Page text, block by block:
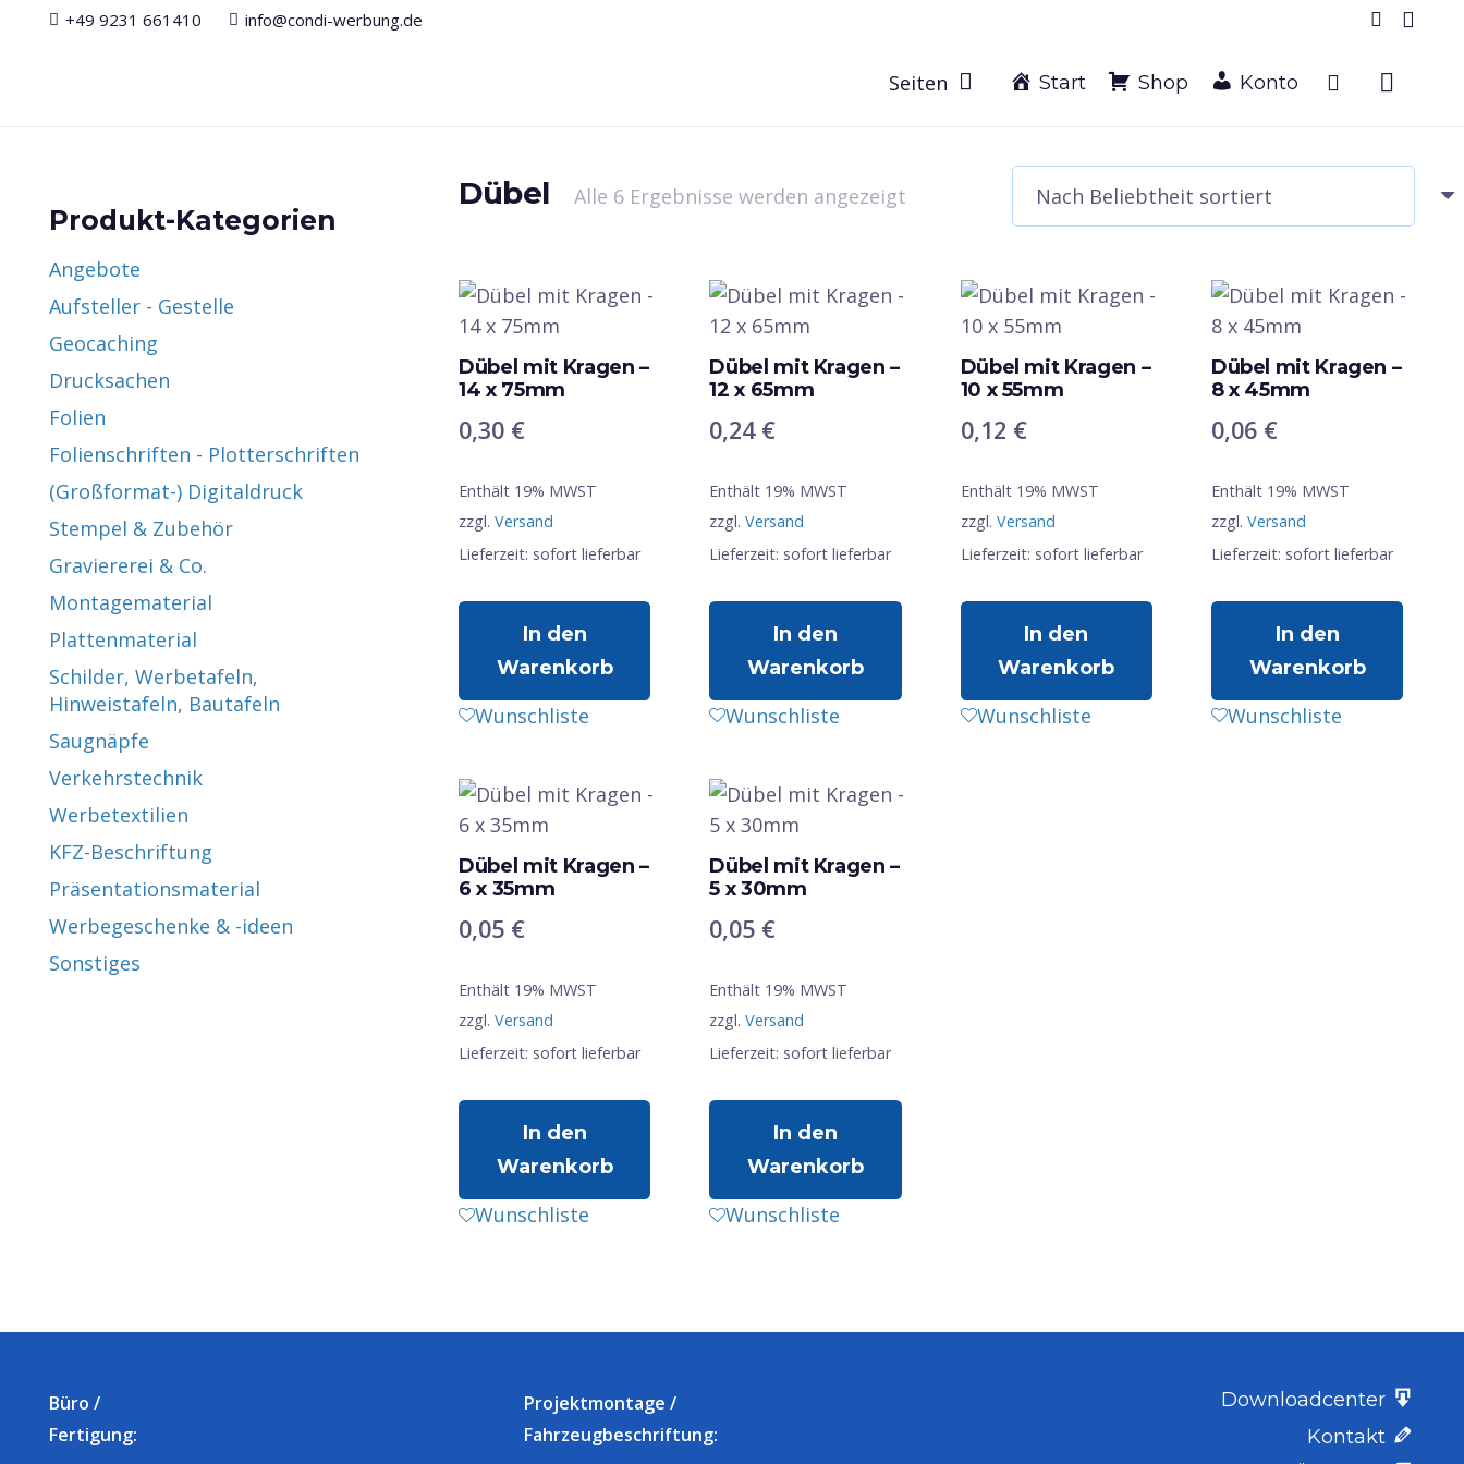
+49 9231 661410 info@condi-werbung.de
Seiten Start Shop Konto
Dübel Alle 6 Ergebnisse werden angezeigt
Dübel mit Kragen –
14 x 75mm
0,30 €
Enthält 19% MWST
zzgl.Versand
Lieferzeit: sofort lieferbar
In den
Warenkorb
Wunschliste
Dübel mit Kragen –
12 x 65mm
0,24 €
Enthält 19% MWST
zzgl.Versand
Lieferzeit: sofort lieferbar
In den
Warenkorb
Wunschliste
Dübel mit Kragen –
10 x 55mm
0,12 €
Enthält 19% MWST
zzgl. Versand
Lieferzeit: sofort lieferbar
In den
Warenkorb
Wunschliste
Dübel mit Kragen –
8 x 45mm
0,06 €
Enthält 19% MWST
zzgl. Versand
Lieferzeit: sofort lieferbar
In den
Warenkorb
Wunschliste
Dübel mit Kragen –
6 x 35mm
0,05 €
Enthält 19% MWST
zzgl.Versand
Lieferzeit: sofort lieferbar
In den
Warenkorb
Wunschliste
Dübel mit Kragen –
5 x 30mm
0,05 €
Enthält 19% MWST
zzgl.Versand
Lieferzeit: sofort lieferbar
In den
Warenkorb
Wunschliste
Produkt-Kategorien
Angebote
Aufsteller - Gestelle
Geocaching
Drucksachen
Folien
Folienschriften - Plotterschriften
(Großformat-) Digitaldruck
Stempel & Zubehör
Graviererei & Co.
Montagematerial
Plattenmaterial
Schilder, Werbetafeln,
Hinweistafeln, Bautafeln
Saugnäpfe
Verkehrstechnik
Werbetextilien
KFZ-Beschriftung
Präsentationsmaterial
Werbegeschenke & -ideen
Sonstiges
Büro /
Fertigung:
Projektmontage /
Fahrzeugbeschriftung:
Downloadcenter
Kontakt